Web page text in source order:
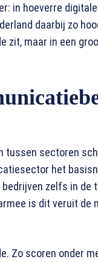
in hoeverre
daarbij zo
zit, maar in een
tussen sectoren
het
zelfs in de
is dit veruit de
Zo scoren onder